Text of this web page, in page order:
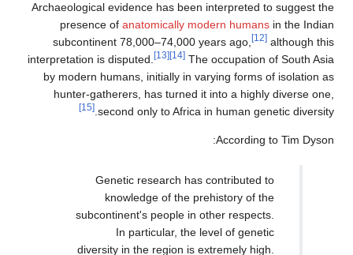
Archaeological evidence has been interpreted to suggest the
presence of anatomically modern humans in the Indian
subcontinent 78,000–74,000 years ago,
[12] although this
interpretation is disputed.
[13] [14] The occupation of South Asia
by modern humans, initially in varying forms of isolation as
hunter-gatherers, has turned it into a highly diverse one,
second only to Africa in human genetic diversity.
[15]
According to Tim Dyson:
Genetic research has contributed to
knowledge of the prehistory of the
subcontinent's people in other respects.
In particular, the level of genetic
diversity in the region is extremely high.